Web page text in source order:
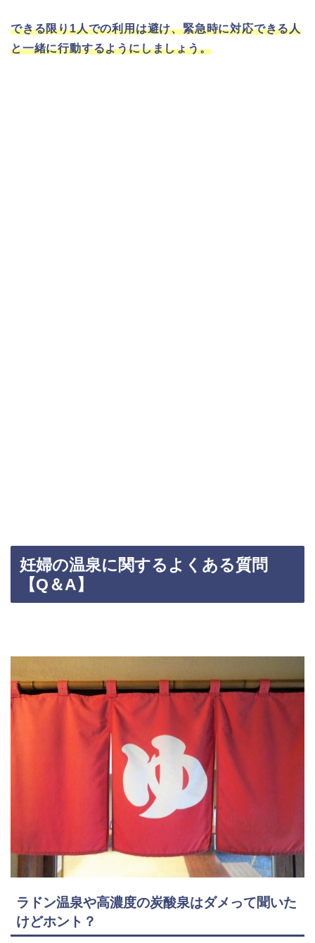
できる限り1人での利用は避け、緊急時に対応できる人
と一緒に行動するようにしましょう。
妊婦の温泉に関するよくある質問
【Q＆A】
ラドン温泉や高濃度の炭酸泉はダメって聞いた
けどホント？